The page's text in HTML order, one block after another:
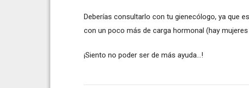
Deberías consultarlo con tu gienecólogo, ya que
con un poco más de carga hormonal (hay
¡Siento no poder ser de más ayuda...!